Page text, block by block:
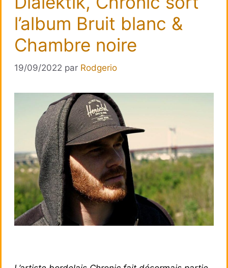
l’album Bruit blanc &
Chambre noire
19/09/2022 par Rodgerio